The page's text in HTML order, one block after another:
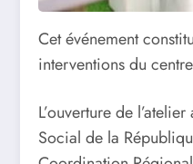
Cet événement
interventions du
L’ouverture de
Social de la